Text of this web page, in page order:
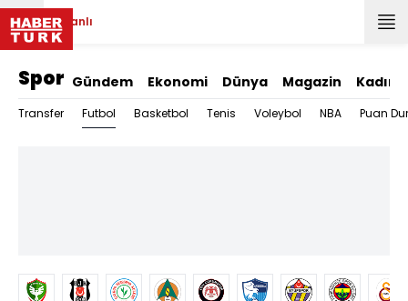
Canlı
Spor Gündem Ekonomi Dünya Magazin Kadın
Transfer Futbol Basketbol Tenis Voleybol NBA Puan